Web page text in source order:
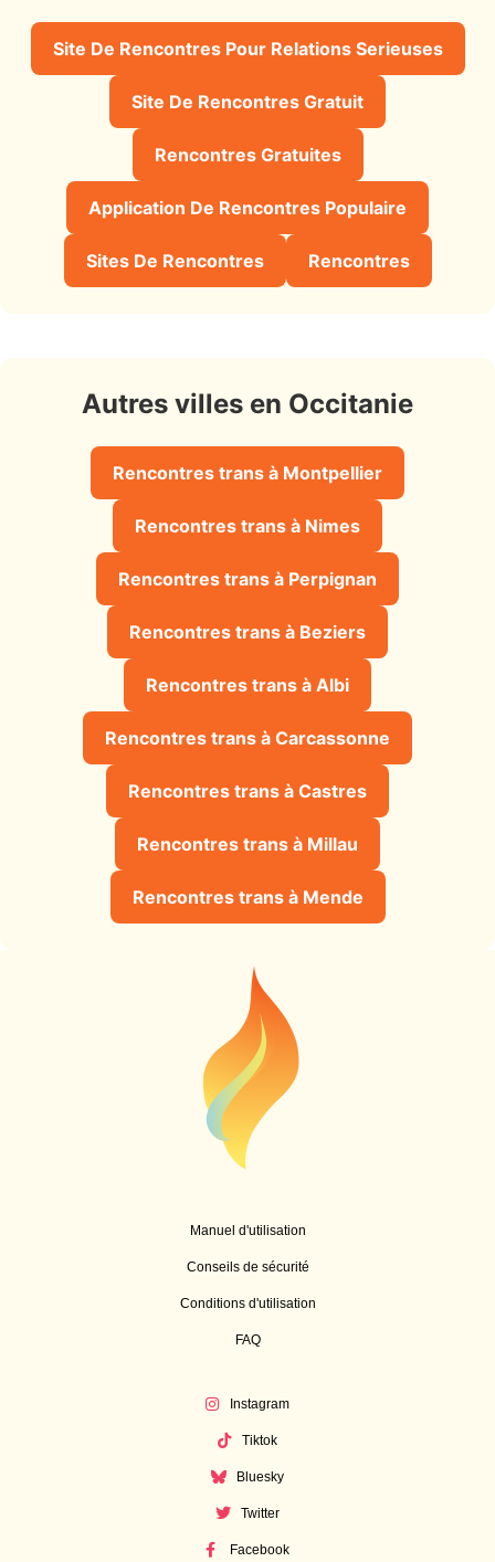
Site De Rencontres Pour Relations Serieuses
Site De Rencontres Gratuit
Rencontres Gratuites
Application De Rencontres Populaire
Sites De Rencontres Rencontres
Autres villes en Occitanie
Rencontres trans à Montpellier
Rencontres trans à Nimes
Rencontres trans à Perpignan
Rencontres trans à Beziers
Rencontres trans à Albi
Rencontres trans à Carcassonne
Rencontres trans à Castres
Rencontres trans à Millau
Rencontres trans à Mende
Manuel d'utilisation
Conseils de sécurité
Conditions d'utilisation
FAQ
Instagram
Tiktok
Bluesky
Twitter
Facebook